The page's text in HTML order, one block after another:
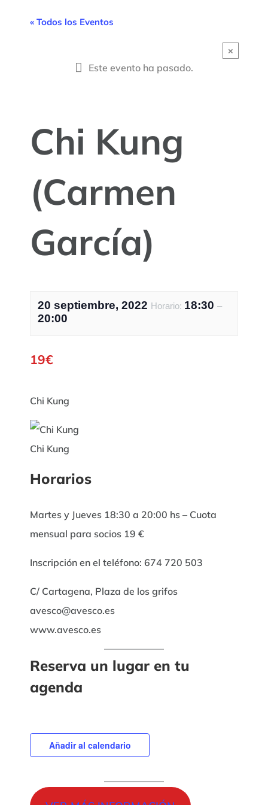
« Todos los Eventos
×
Este evento ha pasado.
Chi Kung
(Carmen
García)
20 septiembre, 2022 Horario: 18:30 –
20:00
19€
Chi Kung
Chi Kung
Horarios
Martes y Jueves 18:30 a 20:00 hs – Cuota
mensual para socios 19 €
Inscripción en el teléfono: 674 720 503
C/ Cartagena, Plaza de los grifos
avesco@avesco.es
www.avesco.es
Reserva un lugar en tu
agenda
Añadir al calendario